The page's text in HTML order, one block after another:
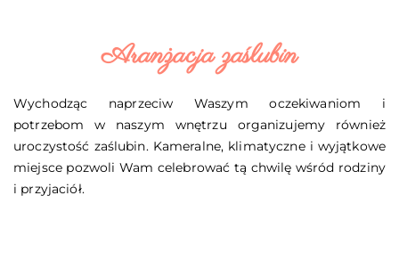
Aranżacja zaślubin
Wychodząc naprzeciw Waszym oczekiwaniom i
potrzebom w naszym wnętrzu organizujemy również
uroczystość zaślubin. Kameralne, klimatyczne i wyjątkowe
miejsce pozwoli Wam celebrować tą chwilę wśród rodziny
i przyjaciół.